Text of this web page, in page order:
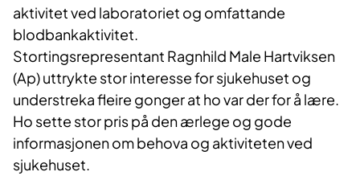
aktivitet ved laboratoriet og omfattande
blodbankaktivitet.
Stortingsrepresentant Ragnhild Male Hartviksen
(Ap) uttrykte stor interesse for sjukehuset og
understreka fleire gonger at ho var der for å lære.
Ho sette stor pris på den ærlege og gode
informasjonen om behova og aktiviteten ved
sjukehuset.